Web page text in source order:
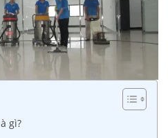
gì?